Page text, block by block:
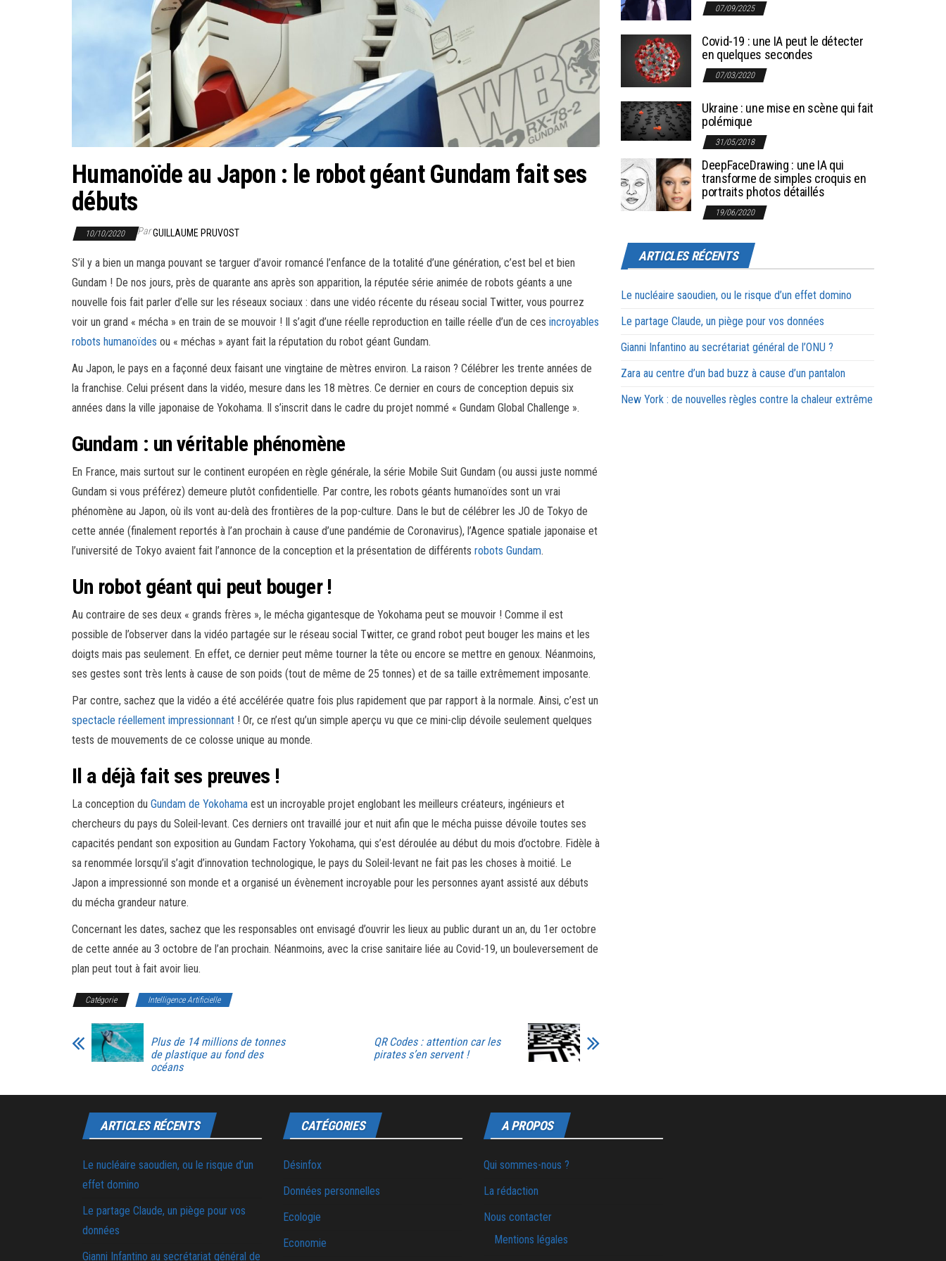
Humanoïde au Japon : le robot géant Gundam fait ses
débuts
10/10/2020 ParGUILLAUME PRUVOST
S’il y a bien un manga pouvant se targuer d’avoir romancé l’enfance de la totalité d’une génération, c’est bel et bien
Gundam ! De nos jours, près de quarante ans après son apparition, la réputée série animée de robots géants a une
nouvelle fois fait parler d’elle sur les réseaux sociaux : dans une vidéo récente du réseau social Twitter, vous pourrez
voir un grand « mécha » en train de se mouvoir ! Il s’agit d’une réelle reproduction en taille réelle d’un de ces incroyables
robots humanoïdes ou « méchas » ayant fait la réputation du robot géant Gundam.
Au Japon, le pays en a façonné deux faisant une vingtaine de mètres environ. La raison ? Célébrer les trente années de
la franchise. Celui présent dans la vidéo, mesure dans les 18 mètres. Ce dernier en cours de conception depuis six
années dans la ville japonaise de Yokohama. Il s’inscrit dans le cadre du projet nommé « Gundam Global Challenge ».
Gundam : un véritable phénomène
En France, mais surtout sur le continent européen en règle générale, la série Mobile Suit Gundam (ou aussi juste nommé
Gundam si vous préférez) demeure plutôt confidentielle. Par contre, les robots géants humanoïdes sont un vrai
phénomène au Japon, où ils vont au-delà des frontières de la pop-culture. Dans le but de célébrer les JO de Tokyo de
cette année (finalement reportés à l’an prochain à cause d’une pandémie de Coronavirus), l’Agence spatiale japonaise et
l’université de Tokyo avaient fait l’annonce de la conception et la présentation de différents robots Gundam.
Un robot géant qui peut bouger !
Au contraire de ses deux « grands frères », le mécha gigantesque de Yokohama peut se mouvoir ! Comme il est
possible de l’observer dans la vidéo partagée sur le réseau social Twitter, ce grand robot peut bouger les mains et les
doigts mais pas seulement. En effet, ce dernier peut même tourner la tête ou encore se mettre en genoux. Néanmoins,
ses gestes sont très lents à cause de son poids (tout de même de 25 tonnes) et de sa taille extrêmement imposante.
Par contre, sachez que la vidéo a été accélérée quatre fois plus rapidement que par rapport à la normale. Ainsi, c’est un
spectacle réellement impressionnant ! Or, ce n’est qu’un simple aperçu vu que ce mini-clip dévoile seulement quelques
tests de mouvements de ce colosse unique au monde.
Il a déjà fait ses preuves !
La conception du Gundam de Yokohama est un incroyable projet englobant les meilleurs créateurs, ingénieurs et
chercheurs du pays du Soleil-levant. Ces derniers ont travaillé jour et nuit afin que le mécha puisse dévoile toutes ses
capacités pendant son exposition au Gundam Factory Yokohama, qui s’est déroulée au début du mois d’octobre. Fidèle à
sa renommée lorsqu’il s’agit d’innovation technologique, le pays du Soleil-levant ne fait pas les choses à moitié. Le
Japon a impressionné son monde et a organisé un évènement incroyable pour les personnes ayant assisté aux débuts
du mécha grandeur nature.
Concernant les dates, sachez que les responsables ont envisagé d’ouvrir les lieux au public durant un an, du 1er octobre
de cette année au 3 octobre de l’an prochain. Néanmoins, avec la crise sanitaire liée au Covid-19, un bouleversement de
plan peut tout à fait avoir lieu.
Catégorie Intelligence Artificielle
Plus de 14 millions de tonnes
de plastique au fond des
océans
QR Codes : attention car les
pirates s’en servent !
07/09/2025
Covid-19 : une IA peut le détecter
en quelques secondes
07/03/2020
Ukraine : une mise en scène qui fait
polémique
31/05/2018
DeepFaceDrawing : une IA qui
transforme de simples croquis en
portraits photos détaillés
19/06/2020
ARTICLES RÉCENTS
Le nucléaire saoudien, ou le risque d’un effet domino
Le partage Claude, un piège pour vos données
Gianni Infantino au secrétariat général de l’ONU ?
Zara au centre d’un bad buzz à cause d’un pantalon
New York : de nouvelles règles contre la chaleur extrême
ARTICLES RÉCENTS
Le nucléaire saoudien, ou le risque d’un
effet domino
Le partage Claude, un piège pour vos
données
Gianni Infantino au secrétariat général de
CATÉGORIES
Désinfox
Données personnelles
Ecologie
Economie
A PROPOS
Qui sommes-nous ?
La rédaction
Nous contacter
Mentions légales